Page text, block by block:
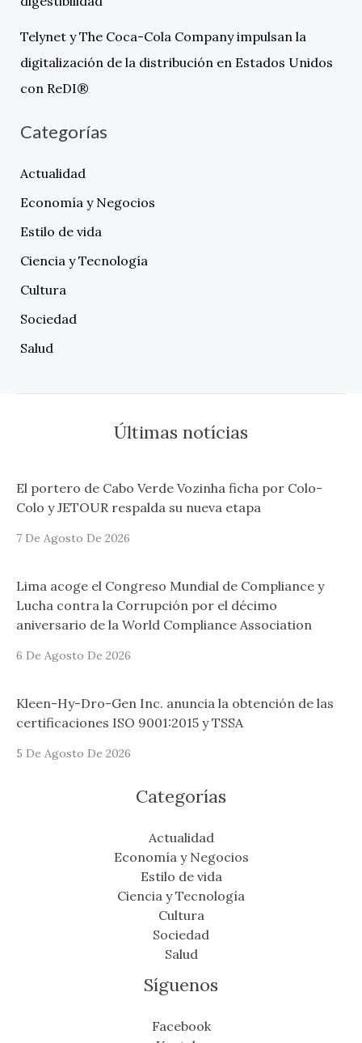
Telynet y The Coca-Cola Company impulsan la
digitalización de la distribución en Estados Unidos
con ReDI®
Categorías
Actualidad
Economía y Negocios
Estilo de vida
Ciencia y Tecnología
Cultura
Sociedad
Salud
Últimas notícias
El portero de Cabo Verde Vozinha ficha por Colo-
Colo y JETOUR respalda su nueva etapa
7 De Agosto De 2026
Lima acoge el Congreso Mundial de Compliance y
Lucha contra la Corrupción por el décimo
aniversario de la World Compliance Association
6 De Agosto De 2026
Kleen-Hy-Dro-Gen Inc. anuncia la obtención de las
certificaciones ISO 9001:2015 y TSSA
5 De Agosto De 2026
Categorías
Actualidad
Economía y Negocios
Estilo de vida
Ciencia y Tecnología
Cultura
Sociedad
Salud
Síguenos
Facebook